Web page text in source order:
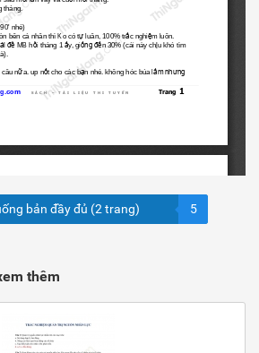
bản đầy đủ (2 trang) 5
thêm